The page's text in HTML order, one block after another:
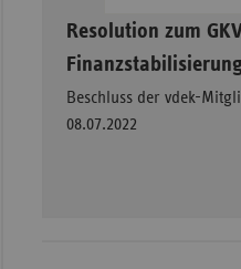
–
Resolution zum
Beschluss der vdek-
08.07.2022